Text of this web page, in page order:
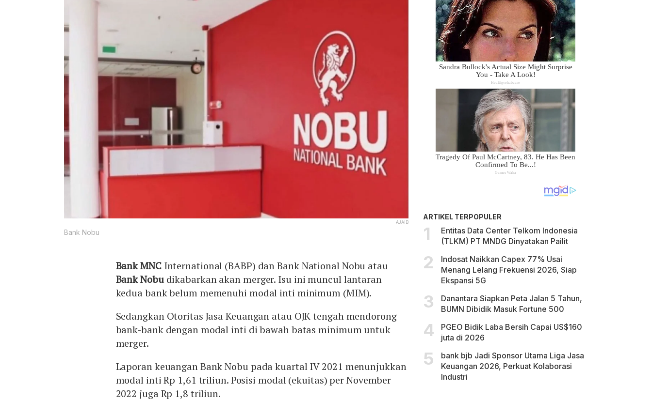
AJAIB
Bank Nobu
Bank MNCInternational (BABP) dan Bank National Nobu atau
Bank Nobudikabarkan akan merger. Isu ini muncul lantaran
kedua bank belum memenuhi modal inti minimum (MIM).
Sedangkan Otoritas Jasa Keuangan atau OJK tengah mendorong
bank-bank dengan modal inti di bawah batas minimum untuk
merger.
Laporan keuangan Bank Nobu pada kuartal IV 2021 menunjukkan
modal inti Rp 1,61 triliun. Posisi modal (ekuitas) per November
2022 juga Rp 1,8 triliun.
ARTIKEL TERPOPULER
Entitas Data Center Telkom Indonesia
(TLKM) PT MNDG Dinyatakan Pailit
Indosat Naikkan Capex 77% Usai
Menang Lelang Frekuensi 2026, Siap
Ekspansi 5G
Danantara Siapkan Peta Jalan 5 Tahun,
BUMN Dibidik Masuk Fortune 500
PGEO Bidik Laba Bersih Capai US$160
juta di 2026
bank bjb Jadi Sponsor Utama Liga Jasa
Keuangan 2026, Perkuat Kolaborasi
Industri